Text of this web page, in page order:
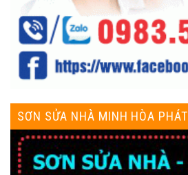
SƠN SỬA NHÀ MINH HÒA PHÁT